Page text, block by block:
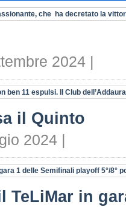
2024 |
il Quinto
2024 |
in